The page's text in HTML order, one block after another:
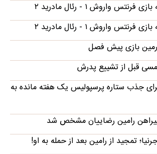
واروش ۱ - رئال مادرید ۲
واروش ۱ - رئال مادرید ۲
بازی پیش فصل
قبل از تشییع پدرش
جذب ستاره پرسپولیس یک هفته مانده به
رامین رضاییان مشخص شد
تمجید از رامین بعد از حمله به او!